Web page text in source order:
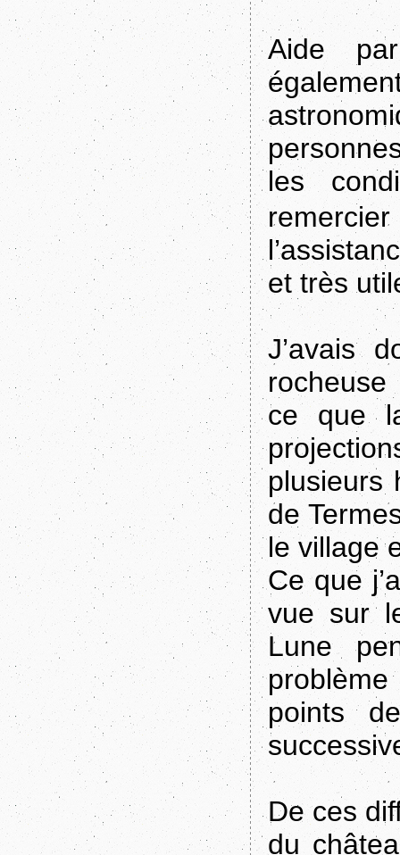
Aide
les
et très
J’avais
ce que
plusieurs
de
le village
Ce que
vue sur
Lune
points
De ces
du